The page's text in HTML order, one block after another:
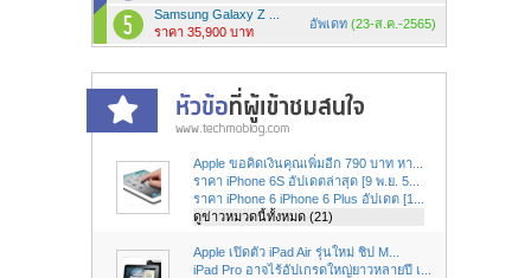
Samsung Galaxy Z ...
ราคา 35,900 บาท
อัพเดท (23-ส.ค.-2565)
Apple ขอคิดเงินคุณเพิ่มอีก 790 บาท หา...
ราคา iPhone 6S อัปเดตล่าสุด [9 พ.ย. 5...
ราคา iPhone 6 iPhone 6 Plus อัปเดต [1...
ดูข่าวหมวดนี้ทั้งหมด (21)
Apple เปิดตัว iPad Air รุ่นใหม่ ชิป M...
iPad Pro อาจไร้อัปเกรดใหญ่ยาวหลายปี เ...